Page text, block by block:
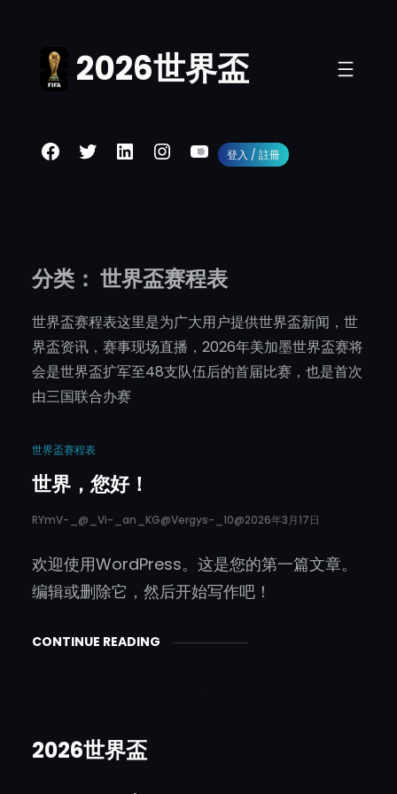
2026世界盃
Facebook
TwitterLinkedIn
Instagram
YouTube
登入 / 註冊
分类： 世界盃赛程表
世界盃赛程表这里是为广大用户提供世界盃新闻，世
界盃资讯，赛事现场直播，2026年美加墨世界盃赛将
会是世界盃扩军至48支队伍后的首届比赛，也是首次
由三国联合办赛
世界盃赛程表
世界，您好！
RYmV-_@_Vi-_an_KG@vergys-_10@2026年3月17日
欢迎使用WordPress。这是您的第一篇文章。
编辑或删除它，然后开始写作吧！
CONTINUE READING
2026世界盃